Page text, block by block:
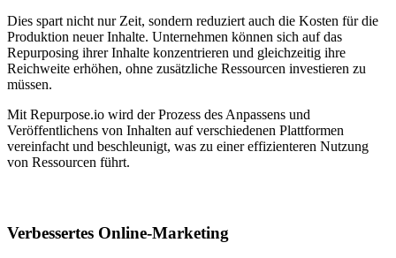
Dies spart nicht nur Zeit, sondern reduziert auch die Kosten für die
Produktion neuer Inhalte. Unternehmen können sich auf das
Repurposing ihrer Inhalte konzentrieren und gleichzeitig ihre
Reichweite erhöhen, ohne zusätzliche Ressourcen investieren zu
müssen.
Mit Repurpose.io wird der Prozess des Anpassens und
Veröffentlichens von Inhalten auf verschiedenen Plattformen
vereinfacht und beschleunigt, was zu einer effizienteren Nutzung
von Ressourcen führt.
Verbessertes Online-Marketing